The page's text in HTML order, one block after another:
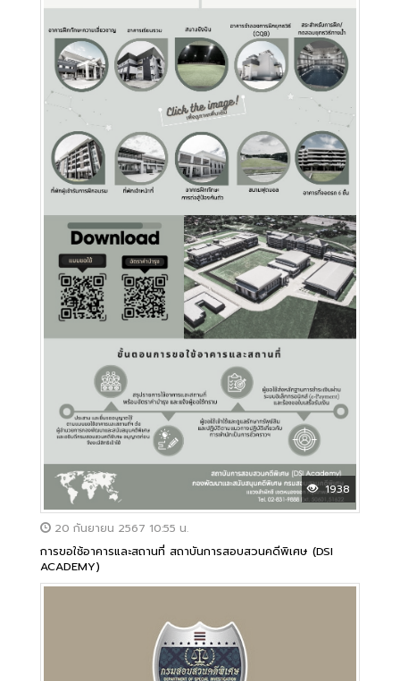
1938
20 กันยายน 2567 10:55 น.
การขอใช้อาคารและสถานที่ สถาบันการสอบสวนคดีพิเศษ (DSI
ACADEMY)